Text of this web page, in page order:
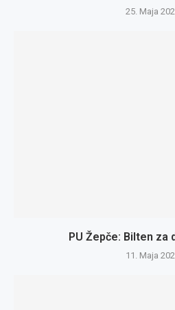
25. Maja
PU Žepče: Bilten za
11. Maja